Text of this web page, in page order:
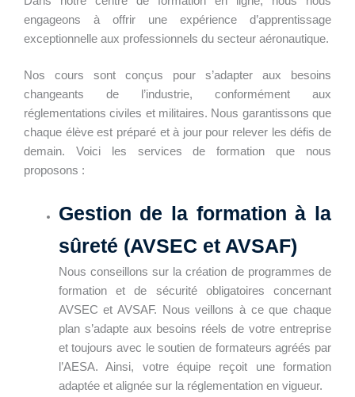
engageons à offrir une expérience d’apprentissage
exceptionnelle aux professionnels du secteur aéronautique.
Nos cours sont conçus pour s’adapter aux besoins
changeants de l’industrie, conformément aux
réglementations civiles et militaires. Nous garantissons que
chaque élève est préparé et à jour pour relever les défis de
demain. Voici les services de formation que nous
proposons :
Gestion de la formation à la
sûreté (AVSEC et AVSAF)
Nous conseillons sur la création de programmes de
formation et de sécurité obligatoires concernant
AVSEC et AVSAF. Nous veillons à ce que chaque
plan s’adapte aux besoins réels de votre entreprise
et toujours avec le soutien de formateurs agréés par
l’AESA. Ainsi, votre équipe reçoit une formation
adaptée et alignée sur la réglementation en vigueur.